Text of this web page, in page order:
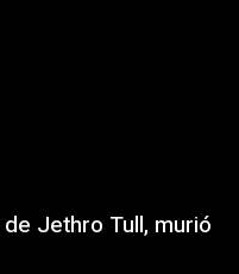
Jethro Tull, murió